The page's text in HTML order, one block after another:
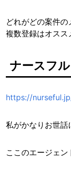
どれがどの案件
複数登録はオスス
ナースフル
https://
私がかなりお世話
ここのエージェ